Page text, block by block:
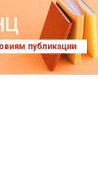
публикации